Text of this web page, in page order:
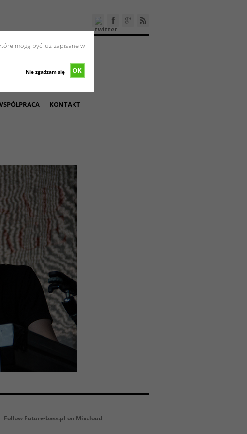
mogą być już zapisane w
OK
Nie zgadzam się
KONTAKT
Follow Future-bass.pl on Mixcloud